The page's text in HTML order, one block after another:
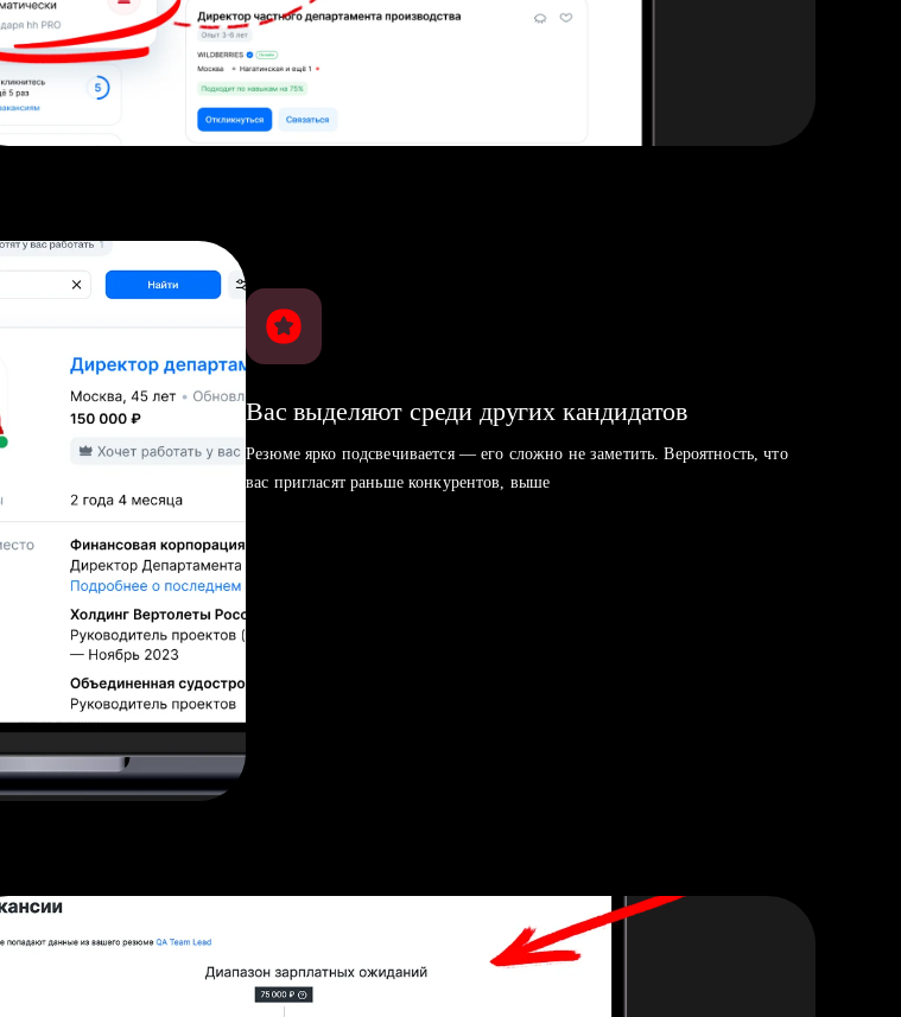
Вас выделяют среди других кандидатов
Резюме ярко подсвечивается — его сложно не заметить. Вероятность, что
вас пригласят раньше конкурентов, выше